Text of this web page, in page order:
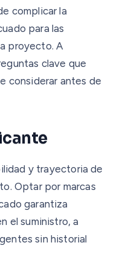
complicar la
para las
proyecto. A
clave que
considerar antes de
y trayectoria de
Optar por marcas
garantiza
el suministro, a
sin historial